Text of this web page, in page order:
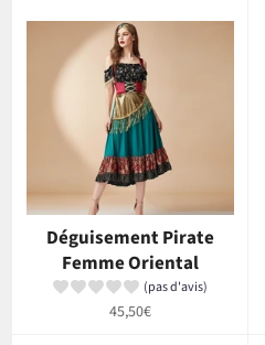
Déguisement Pirate
Femme Oriental
(pas d'avis)
Prix
45,50€